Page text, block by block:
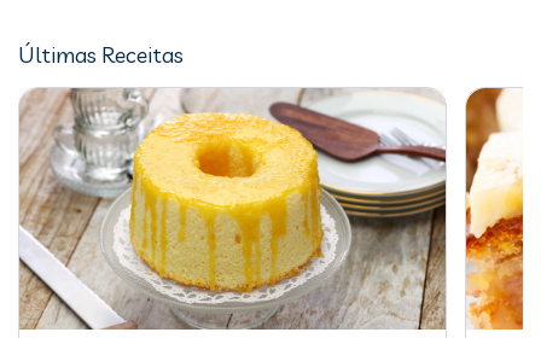
Últimas Receitas